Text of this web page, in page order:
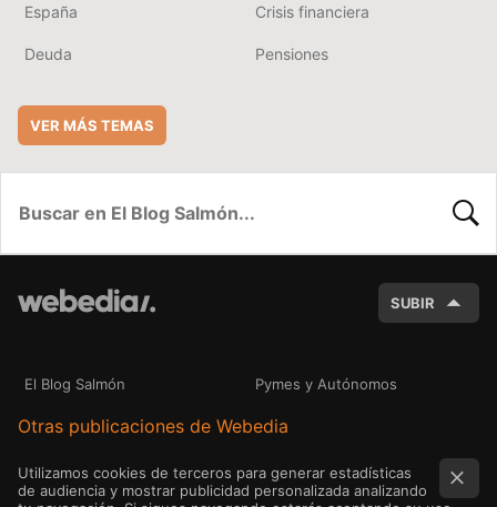
España Crisis financiera
Deuda Pensiones
VER MÁS TEMAS
SUBIR
El Blog Salmón Pymes y Autónomos
Otras publicaciones de Webedia
Utilizamos cookies de terceros para generar estadísticas
de audiencia y mostrar publicidad personalizada analizando